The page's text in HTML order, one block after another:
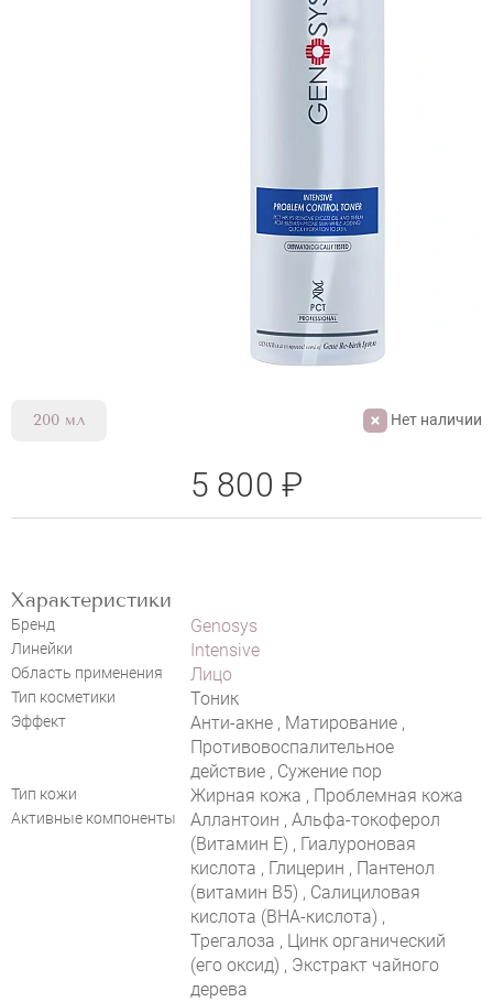
GENOSYS INTENSIVE PROBLEM
CONTROL TONER
200 мл Нет наличии
Характеристики
Бренд Genosys
Линейки Intensive
Область применения Лицо
Тип косметики Тоник
Эффект
Анти-акне , Матирование ,
Противовоспалительное
действие , Сужение пор
Тип кожи Жирная кожа , Проблемная кожа
Активные компоненты
Аллантоин , Альфа-токоферол
(Витамин E) , Гиалуроновая
кислота , Глицерин , Пантенол
(витамин B5) , Салициловая
кислота (ВНА-кислота) ,
Трегалоза , Цинк органический
(его оксид) , Экстракт чайного
дерева
5 800 ₽
НАПИСАТЬ ОТЗЫВ